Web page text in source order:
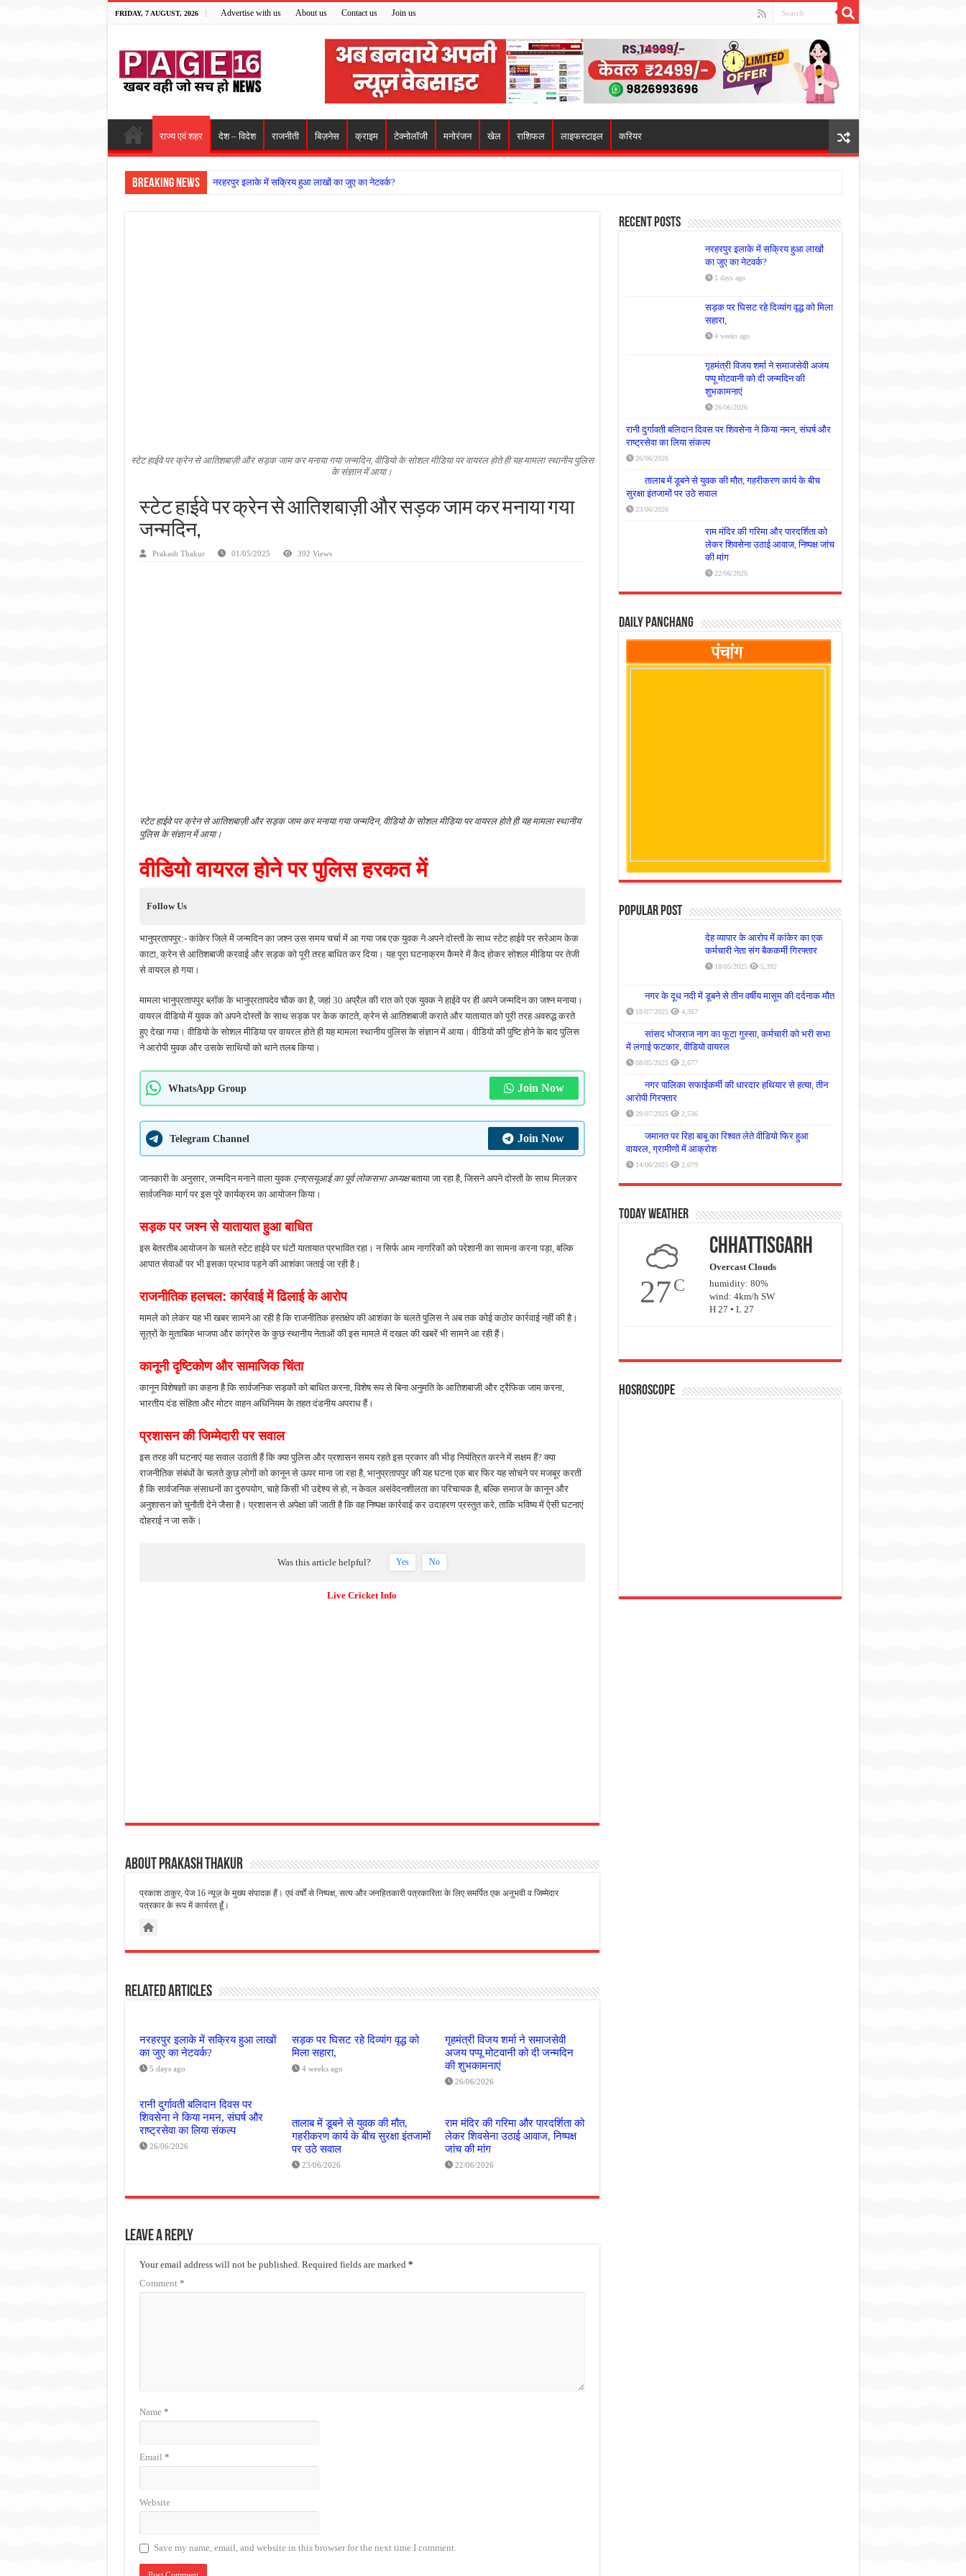
FRIDAY, 7 AUGUST, 2026 Advertise with us About us Contact us Join us
राज्य एवं शहर देश – विदेश राजनीती बिज़नेस क्राइम टेक्नोलॉजी मनोरंजन खेल राशिफल लाइफस्टाइल करियर
Breaking News नरहरपुर इलाके में सक्रिय हुआ लाखों का जुए का नेटवर्क?
स्टेट हाईवे पर क्रेन से आतिशबाज़ी और सड़क जाम कर मनाया गया जन्मदिन, वीडियो के सोशल मीडिया पर वायरल होते ही यह मामला स्थानीय पुलिस
के संज्ञान में आया।
स्टेट हाईवे पर क्रेन से आतिशबाज़ी और सड़क जाम कर मनाया गया
जन्मदिन,
Prakash Thakur 01/05/2025 392 Views
स्टेट हाईवे पर क्रेन से आतिशबाज़ी और सड़क जाम कर मनाया गया जन्मदिन, वीडियो के सोशल मीडिया पर वायरल होते ही यह मामला स्थानीय
पुलिस के संज्ञान में आया।
वीडियो वायरल होने पर पुलिस हरकत में
Follow Us
भानुप्रतापपुर:- कांकेर जिले में जन्मदिन का जश्न उस समय चर्चा में आ गया जब एक युवक ने अपने दोस्तों के साथ स्टेट हाईवे पर सरेआम केक
काटा, क्रेन से आतिशबाजी करवाई और सड़क को पूरी तरह बाधित कर दिया। यह पूरा घटनाक्रम कैमरे में कैद होकर सोशल मीडिया पर तेजी
से वायरल हो गया।
मामला भानुप्रतापपुर ब्लॉक के भानुप्रतापदेव चौक का है, जहां 30 अप्रैल की रात को एक युवक ने हाईवे पर ही अपने जन्मदिन का जश्न मनाया।
वायरल वीडियो में युवक को अपने दोस्तों के साथ सड़क पर केक काटते, क्रेन से आतिशबाजी कराते और यातायात को पूरी तरह अवरुद्ध करते
हुए देखा गया। वीडियो के सोशल मीडिया पर वायरल होते ही यह मामला स्थानीय पुलिस के संज्ञान में आया। वीडियो की पुष्टि होने के बाद पुलिस
ने आरोपी युवक और उसके साथियों को थाने तलब किया।
WhatsApp Group Join Now
Telegram Channel Join Now
जानकारी के अनुसार, जन्मदिन मनाने वाला युवक एनएसयूआई का पूर्व लोकसभा अध्यक्षबताया जा रहा है, जिसने अपने दोस्तों के साथ मिलकर
सार्वजनिक मार्ग पर इस पूरे कार्यक्रम का आयोजन किया।
सड़क पर जश्न से यातायात हुआ बाधित
इस बेतरतीब आयोजन के चलते स्टेट हाईवे पर घंटों यातायात प्रभावित रहा। न सिर्फ आम नागरिकों को परेशानी का सामना करना पड़ा, बल्कि
आपात सेवाओं पर भी इसका प्रभाव पड़ने की आशंका जताई जा रही है।
राजनीतिक हलचल: कार्रवाई में ढिलाई के आरोप
मामले को लेकर यह भी खबर सामने आ रही है कि राजनीतिक हस्तक्षेप की आशंका के चलते पुलिस ने अब तक कोई कठोर कार्रवाई नहीं की है।
सूत्रों के मुताबिक भाजपा और कांग्रेस के कुछ स्थानीय नेताओं की इस मामले में दखल की खबरें भी सामने आ रही हैं।
कानूनी दृष्टिकोण और सामाजिक चिंता
कानून विशेषज्ञों का कहना है कि सार्वजनिक सड़कों को बाधित करना, विशेष रूप से बिना अनुमति के आतिशबाजी और ट्रैफिक जाम करना,
भारतीय दंड संहिता और मोटर वाहन अधिनियम के तहत दंडनीय अपराध हैं।
प्रशासन की जिम्मेदारी पर सवाल
इस तरह की घटनाएं यह सवाल उठाती हैं कि क्या पुलिस और प्रशासन समय रहते इस प्रकार की भीड़ नियंत्रित करने में सक्षम हैं? क्या
राजनीतिक संबंधों के चलते कुछ लोगों को कानून से ऊपर माना जा रहा है, भानुप्रतापपुर की यह घटना एक बार फिर यह सोचने पर मजबूर करती
है कि सार्वजनिक संसाधनों का दुरुपयोग, चाहे किसी भी उद्देश्य से हो, न केवल असंवेदनशीलता का परिचायक है, बल्कि समाज के कानून और
अनुशासन को चुनौती देने जैसा है। प्रशासन से अपेक्षा की जाती है कि वह निष्पक्ष कार्रवाई कर उदाहरण प्रस्तुत करे, ताकि भविष्य में ऐसी घटनाएं
दोहराई न जा सकें।
Was this article helpful? Yes No
Live Cricket Info
About Prakash Thakur
प्रकाश ठाकुर, पेज 16 न्यूज़ के मुख्य संपादक हैं। एवं वर्षों से निष्पक्ष, सत्य और जनहितकारी पत्रकारिता के लिए समर्पित एक अनुभवी व जिम्मेदार
पत्रकार के रूप में कार्यरत हूँ।
Related Articles
नरहरपुर इलाके में सक्रिय हुआ लाखों
का जुए का नेटवर्क?
5 days ago
सड़क पर घिसट रहे दिव्यांग वृद्ध को
मिला सहारा,
4 weeks ago
गृहमंत्री विजय शर्मा ने समाजसेवी
अजय पप्पू मोटवानी को दी जन्मदिन
की शुभकामनाएं
26/06/2026
रानी दुर्गावती बलिदान दिवस पर
शिवसेना ने किया नमन, संघर्ष और
राष्ट्रसेवा का लिया संकल्प
26/06/2026
तालाब में डूबने से युवक की मौत,
गहरीकरण कार्य के बीच सुरक्षा इंतजामों
पर उठे सवाल
23/06/2026
राम मंदिर की गरिमा और पारदर्शिता को
लेकर शिवसेना उठाई आवाज, निष्पक्ष
जांच की मांग
22/06/2026
Leave a Reply
Your email address will not be published. Required fields are marked *
Comment *
Name *
Email *
Website
Save my name, email, and website in this browser for the next time I comment.
Recent Posts
नरहरपुर इलाके में सक्रिय हुआ लाखों
का जुए का नेटवर्क?
5 days ago
सड़क पर घिसट रहे दिव्यांग वृद्ध को मिला
सहारा,
4 weeks ago
गृहमंत्री विजय शर्मा ने समाजसेवी अजय
पप्पू मोटवानी को दी जन्मदिन की
शुभकामनाएं
26/06/2026
रानी दुर्गावती बलिदान दिवस पर शिवसेना ने किया नमन, संघर्ष और
राष्ट्रसेवा का लिया संकल्प
26/06/2026
तालाब में डूबने से युवक की मौत, गहरीकरण कार्य के बीच
सुरक्षा इंतजामों पर उठे सवाल
23/06/2026
राम मंदिर की गरिमा और पारदर्शिता को
लेकर शिवसेना उठाई आवाज, निष्पक्ष जांच
की मांग
22/06/2026
Daily Panchang
Popular Post
देह व्यापार के आरोप में कांकेर का एक
कर्मचारी नेता संग बैककर्मी गिरफ्तार
18/05/2025 5,392
नगर के दूध नदी में डूबने से तीन वर्षीय मासूम की दर्दनाक मौत
18/07/2025 4,367
सांसद भोजराज नाग का फूटा गुस्सा, कर्मचारी को भरी सभा
में लगाई फटकार, वीडियो वायरल
08/05/2025 2,677
नगर पालिका सफाईकर्मी की धारदार हथियार से हत्या, तीन
आरोपी गिरफ्तार
29/07/2025 2,536
जमानत पर रिहा बाबू का रिश्वत लेते वीडियो फिर हुआ
वायरल, ग्रामीणों में आक्रोश
14/06/2025 2,079
Today Weather
27C
Chhattisgarh
Overcast Clouds
humidity: 80%
wind: 4km/h SW
H 27 • L 27
Hosroscope